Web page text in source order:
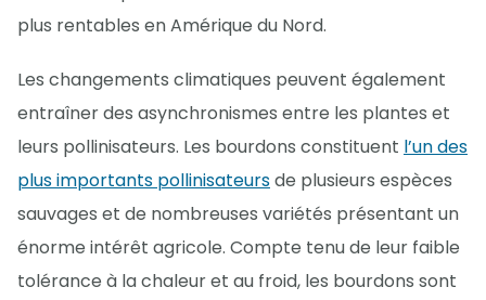
plus rentables en Amérique du Nord.
Les changements climatiques peuvent également
entraîner des asynchronismes entre les plantes et
leurs pollinisateurs. Les bourdons constituent l’un des
plus importants pollinisateursde plusieurs espèces
sauvages et de nombreuses variétés présentant un
énorme intérêt agricole. Compte tenu de leur faible
tolérance à la chaleur et au froid, les bourdons sont